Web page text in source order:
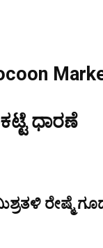
ಧಾರಣೆ
ರೇಷ್ಮೆ